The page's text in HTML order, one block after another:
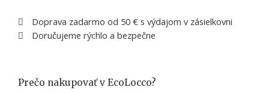
Doprava zadarmo od 50 € s výdajom v zásielkovni
Doručujeme rýchlo a bezpečne
Prečo nakupovať v EcoLocco?